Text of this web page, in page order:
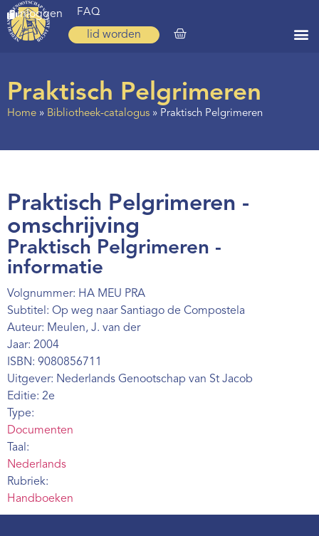
inloggen FAQ
lid worden
Zoeken
Ervaringen
Regio’s
Nieuws
Agenda
Webshop
Contact
Praktisch Pelgrimeren
Home » Bibliotheek-catalogus » Praktisch Pelgrimeren
Praktisch Pelgrimeren -
omschrijving
Praktisch Pelgrimeren -
informatie
Volgnummer: HA MEU PRA
Subtitel: Op weg naar Santiago de Compostela
Auteur: Meulen, J. van der
Jaar: 2004
ISBN: 9080856711
Uitgever: Nederlands Genootschap van St Jacob
Editie: 2e
Type:
Documenten
Taal:
Nederlands
Rubriek:
Handboeken